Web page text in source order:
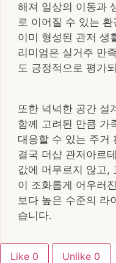
해져 일상의 이동과
로 이어질 수 있는
이미 형성된 관저 생
리미엄은 실거주 만
도 긍정적으로 평가
또한 넉넉한 공간 설
함께 고려된 만큼 가
대응할 수 있는 주거
결국 더샵 관저아르
값에 머무르지 않고,
이 조화롭게 어우러진
보다 높은 수준의 라
습니다.
Like 0 Unlike 0